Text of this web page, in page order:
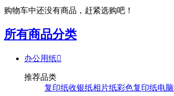
购物车中还没有商品，赶紧选购吧！
所有商品分类
办公用纸
推荐品类
复印纸收银纸相片纸彩色复印纸电